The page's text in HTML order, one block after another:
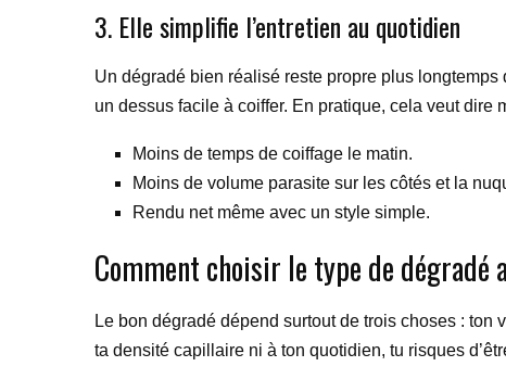
3. Elle simplifie l’entretien au quotidien
Un dégradé bien réalisé reste propre plus longtemps
un dessus facile à coiffer. En pratique, cela veut dire
Moins de temps de coiffage le matin.
Moins de volume parasite sur les côtés et la
Rendu net même avec un style simple.
Comment choisir le type de dégradé
Le bon dégradé dépend surtout de trois choses :
ta densité capillaire ni à ton quotidien, tu risques